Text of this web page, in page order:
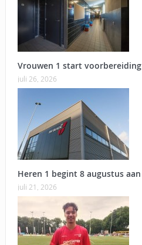
Vrouwen 1 start
juli 26, 2026
Heren 1 begint 8 augustus
juli 21, 2026